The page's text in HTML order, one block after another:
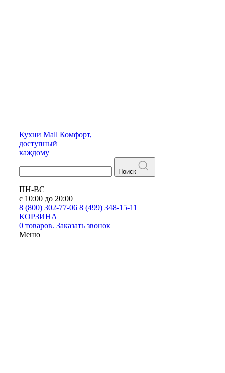
Кухни Mall Комфорт,
доступный
каждому
Поиск
ПН-ВС
с 10:00 до 20:00
8 (800) 302-77-06 8 (499) 348-15-11
КОРЗИНА
0 товаров. Заказать звонок
Меню